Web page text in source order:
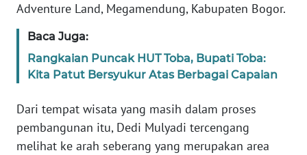
Adventure Land, Megamendung, Kabupaten Bogor.
Baca Juga:
Rangkaian Puncak HUT Toba, Bupati Toba:
Kita Patut Bersyukur Atas Berbagai Capaian
Dari tempat wisata yang masih dalam proses
pembangunan itu, Dedi Mulyadi tercengang
melihat ke arah seberang yang merupakan area
KAMI
PEDOMAN
REDAKSI